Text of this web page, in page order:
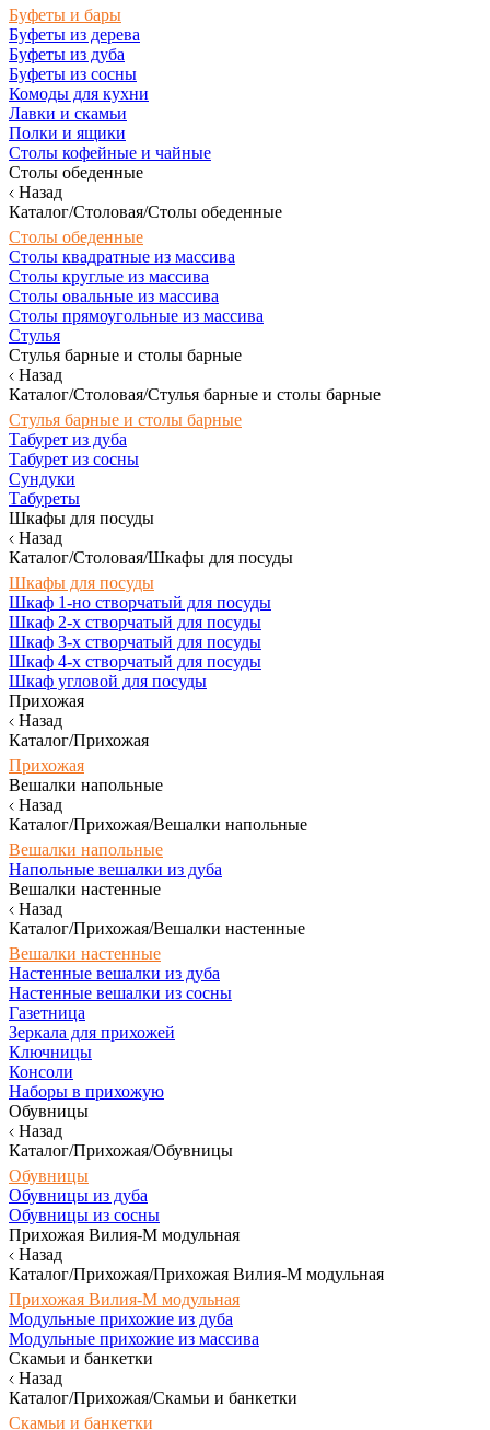
Буфеты и бары
Буфеты из дерева
Буфеты из дуба
Буфеты из сосны
Комоды для кухни
Лавки и скамьи
Полки и ящики
Столы кофейные и чайные
Столы обеденные
Назад
Каталог/Столовая/Столы обеденные
Столы обеденные
Столы квадратные из массива
Столы круглые из массива
Столы овальные из массива
Столы прямоугольные из массива
Стулья
Стулья барные и столы барные
Назад
Каталог/Столовая/Стулья барные и столы барные
Стулья барные и столы барные
Табурет из дуба
Табурет из сосны
Сундуки
Табуреты
Шкафы для посуды
Назад
Каталог/Столовая/Шкафы для посуды
Шкафы для посуды
Шкаф 1-но створчатый для посуды
Шкаф 2-х створчатый для посуды
Шкаф 3-х створчатый для посуды
Шкаф 4-х створчатый для посуды
Шкаф угловой для посуды
Прихожая
Назад
Каталог/Прихожая
Прихожая
Вешалки напольные
Назад
Каталог/Прихожая/Вешалки напольные
Вешалки напольные
Напольные вешалки из дуба
Вешалки настенные
Назад
Каталог/Прихожая/Вешалки настенные
Вешалки настенные
Настенные вешалки из дуба
Настенные вешалки из сосны
Газетница
Зеркала для прихожей
Ключницы
Консоли
Наборы в прихожую
Обувницы
Назад
Каталог/Прихожая/Обувницы
Обувницы
Обувницы из дуба
Обувницы из сосны
Прихожая Вилия-М модульная
Назад
Каталог/Прихожая/Прихожая Вилия-М модульная
Прихожая Вилия-М модульная
Модульные прихожие из дуба
Модульные прихожие из массива
Скамьи и банкетки
Назад
Каталог/Прихожая/Скамьи и банкетки
Скамьи и банкетки